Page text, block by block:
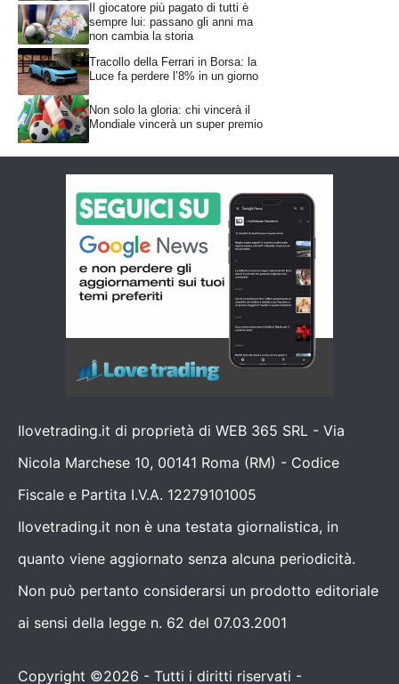
Il giocatore più pagato di tutti è
sempre lui: passano gli anni ma
non cambia la storia
Tracollo della Ferrari in Borsa: la
Luce fa perdere l’8% in un giorno
Non solo la gloria: chi vincerà il
Mondiale vincerà un super premio
Ilovetrading.it di proprietà di WEB 365 SRL - Via
Nicola Marchese 10, 00141 Roma (RM) - Codice
Fiscale e Partita I.V.A. 12279101005
Ilovetrading.it non è una testata giornalistica, in
quanto viene aggiornato senza alcuna periodicità.
Non può pertanto considerarsi un prodotto editoriale
ai sensi della legge n. 62 del 07.03.2001
Copyright ©2026 - Tutti i diritti riservati -